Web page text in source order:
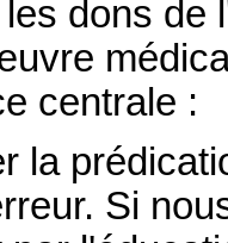
dons de
centrale :
la
Si